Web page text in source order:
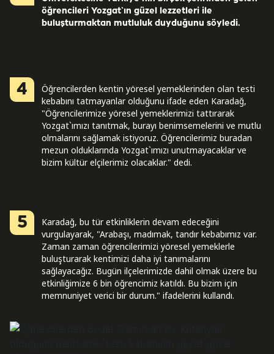
öğrencileri Yozgat`ın güzel lezzetleri ile
buluşturmaktan mutluluk duyduğunu söyledi.
4
Öğrencilerden kentin yöresel yemeklerinden olan testi
kebabını tatmayanlar olduğunu ifade eden Karadağ,
"Öğrencilerimize yöresel yemeklerimizi tattırarak
Yozgat`ımızı tanıtmak, burayı benimsemelerini ve mutlu
olmalarını sağlamak istiyoruz. Öğrencilerimiz buradan
mezun olduklarında Yozgat`ımızı unutmayacaklar ve
bizim kültür elçilerimiz olacaklar." dedi.
5
Karadağ, bu tür etkinliklerin devam edeceğini
vurgulayarak, "Arabaşı, madımak, tandır kebabımız var.
Zaman zaman öğrencilerimizi yöresel yemeklerle
buluşturarak kentimizi daha iyi tanımalarını
sağlayacağız. Bugün ilçelerimizde dahil olmak üzere bu
etkinliğimize 6 bin öğrencimiz katıldı. Bu bizim için
memnuniyet verici bir durum." ifadelerini kullandı.